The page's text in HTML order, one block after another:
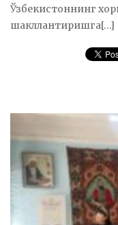
Ўзбекистоннинг
шакллантиришга[…]